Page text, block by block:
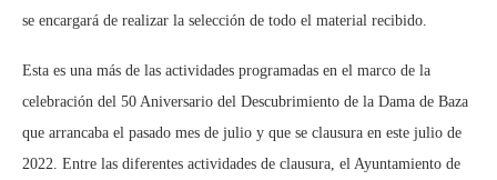
se encargará de realizar la selección de todo el material recibido.
Esta es una más de las actividades programadas en el marco de la
celebración del 50 Aniversario del Descubrimiento de la Dama de Baza
que arrancaba el pasado mes de julio y que se clausura en este julio de
2022. Entre las diferentes actividades de clausura, el Ayuntamiento de